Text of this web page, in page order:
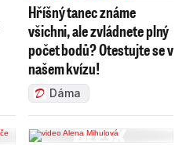
Hříšný tanec známe
všichni, ale zvládnete plný
počet bodů? Otestujte se v
našem kvízu!
Dáma